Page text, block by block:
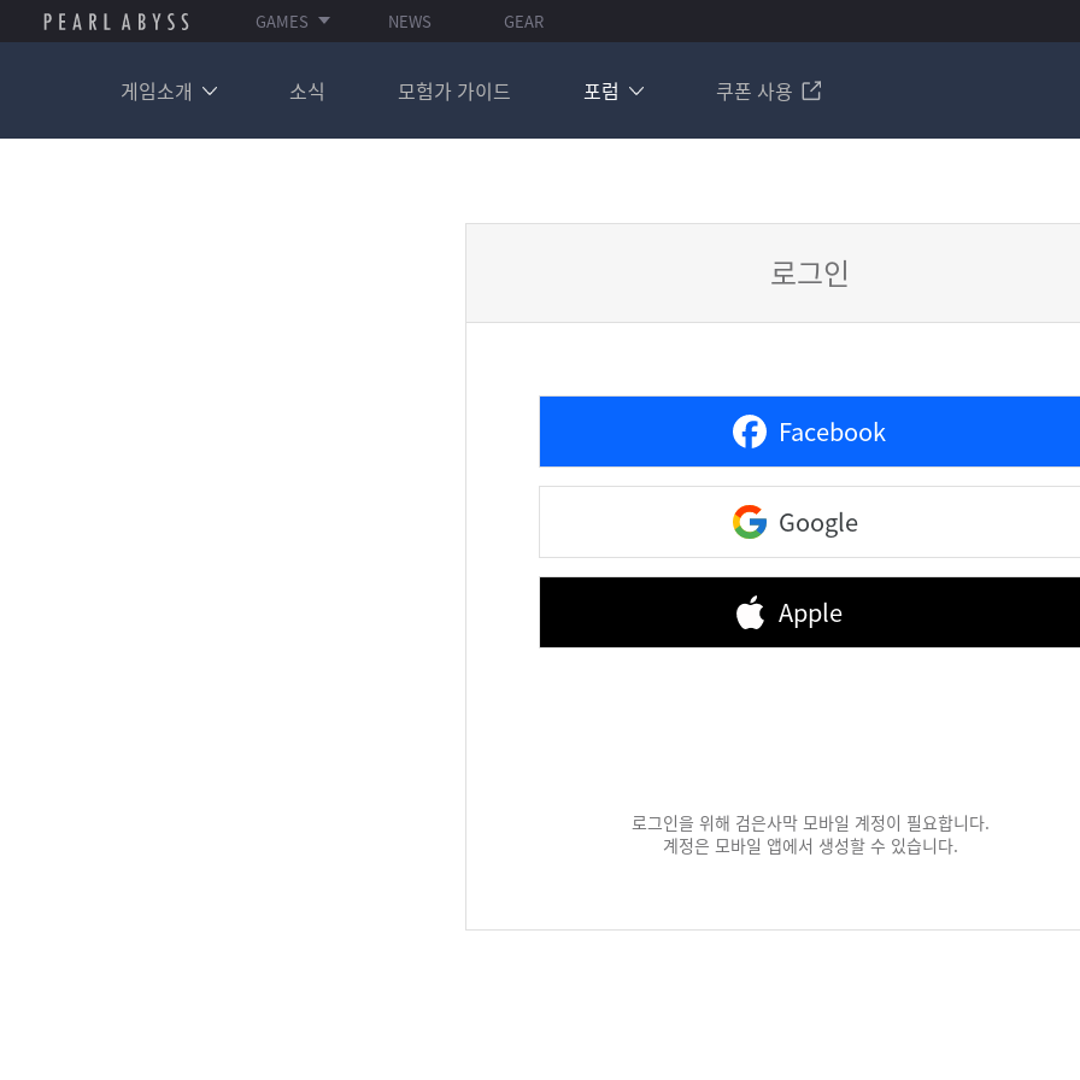
GAMES NEWS GEAR
게임소개 소식 모험가 가이드 포럼 쿠폰 사용
로그인
Facebook
Google
Apple
로그인을 위해 검은사막 모바일 계정이 필요합니다.
계정은 모바일 앱에서 생성할 수 있습니다.